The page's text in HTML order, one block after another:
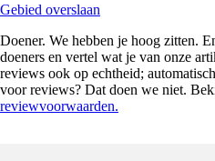
Gebied overslaan
Doener. We hebben je hoog zitten.
doeners en vertel wat je van onze
reviews ook op echtheid;
voor reviews? Dat doen we niet.
reviewvoorwaarden.